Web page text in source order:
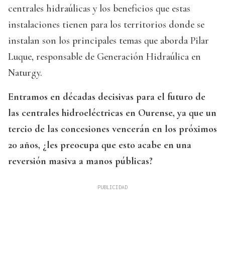
centrales hidraúlicas y los beneficios que estas
instalaciones tienen para los territorios donde se
instalan son los principales temas que aborda Pilar
Luque, responsable de Generación Hidraúlica en
Naturgy.
Entramos en décadas decisivas para el futuro de
las centrales hidroeléctricas en Ourense, ya que un
tercio de las concesiones vencerán en los próximos
20 años, ¿les preocupa que esto acabe en una
reversión masiva a manos públicas?